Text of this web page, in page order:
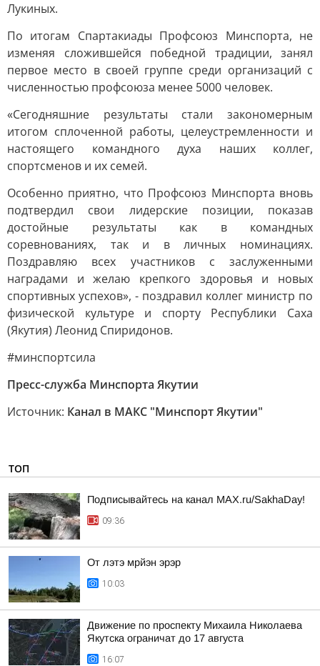
Лукиных.
По итогам Спартакиады Профсоюз Минспорта, не
изменяя сложившейся победной традиции, занял
первое место в своей группе среди организаций с
численностью профсоюза менее 5000 человек.
«Сегодняшние результаты стали закономерным
итогом сплоченной работы, целеустремленности и
настоящего командного духа наших коллег,
спортсменов и их семей.
Особенно приятно, что Профсоюз Минспорта вновь
подтвердил свои лидерские позиции, показав
достойные результаты как в командных
соревнованиях, так и в личных номинациях.
Поздравляю всех участников с заслуженными
наградами и желаю крепкого здоровья и новых
спортивных успехов», - поздравил коллег министр по
физической культуре и спорту Республики Саха
(Якутия) Леонид Спиридонов.
#минспортсила
Пресс-служба Минспорта Якутии
Источник: Канал в МАКС "Минспорт Якутии"
ТОП
Подписывайтесь на канал MAX.ru/SakhaDay!
09:36
От лэтэ мрйэн эрэр
10:03
Движение по проспекту Михаила Николаева
Якутска ограничат до 17 августа
16:07